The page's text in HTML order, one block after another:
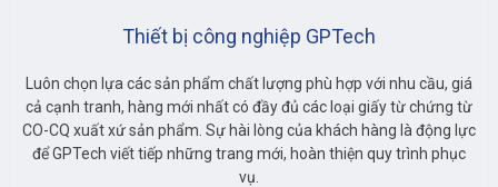
Thiết bị công nghiệp GPTech
Luôn chọn lựa các sản phẩm chất lượng phù hợp với nhu cầu, giá
cả cạnh tranh, hàng mới nhất có đầy đủ các loại giấy từ chứng từ
CO-CQ xuất xứ sản phẩm. Sự hài lòng của khách hàng là động lực
để GPTech viết tiếp những trang mới, hoàn thiện quy trình phục
vụ.